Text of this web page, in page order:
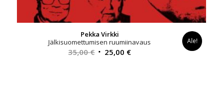
Pekka Virkki
Jälkisuomettumisen ruumiinavaus
35,00€ Alkuperäinen
25,00 €Nykyinen
Ale!